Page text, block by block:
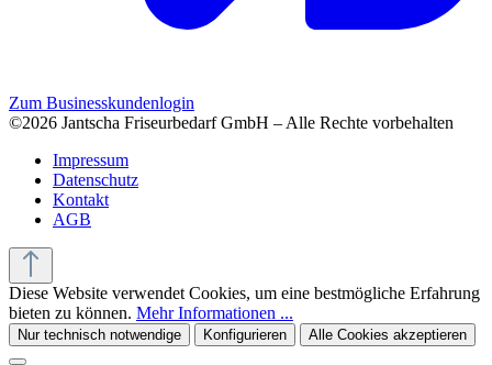
Zum Businesskundenlogin
©2026 Jantscha Friseurbedarf GmbH – Alle Rechte vorbehalten
Impressum
Datenschutz
Kontakt
AGB
Diese Website verwendet Cookies, um eine bestmögliche Erfahrung
bieten zu können. Mehr Informationen ...
Nur technisch notwendige Konfigurieren Alle Cookies akzeptieren